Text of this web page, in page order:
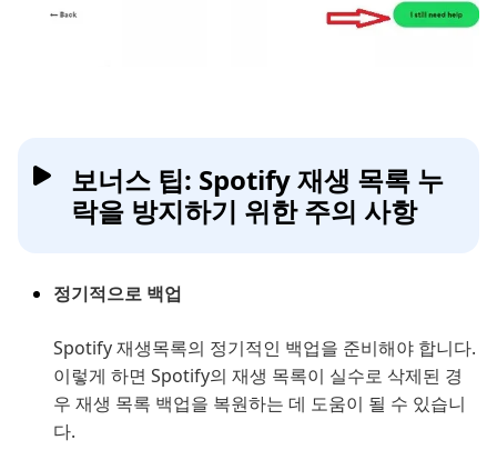
보너스 팁: Spotify 재생 목록 누
락을 방지하기 위한 주의 사항
정기적으로 백업
Spotify 재생목록의 정기적인 백업을 준비해야 합니다.
이렇게 하면 Spotify의 재생 목록이 실수로 삭제된 경
우 재생 목록 백업을 복원하는 데 도움이 될 수 있습니
다.